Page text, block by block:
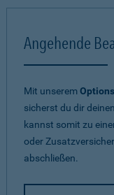
Angehende
Mit unserem
sicherst du dir
kannst somit zu
oder
abschließen.